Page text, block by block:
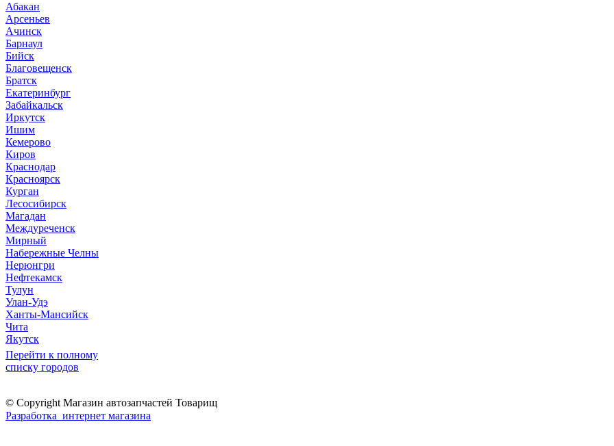
Абакан
Арсеньев
Ачинск
Барнаул
Бийск
Благовещенск
Братск
Екатеринбург
Забайкальск
Иркутск
Ишим
Кемерово
Киров
Краснодар
Красноярск
Курган
Лесосибирск
Магадан
Междуреченск
Мирный
Набережные Челны
Нерюнгри
Нефтекамск
Тулун
Улан-Удэ
Ханты-Мансийск
Чита
Якутск
Перейти к полному
списку городов
© Copyright Магазин автозапчастей Товарищ
Разработка интернет магазина